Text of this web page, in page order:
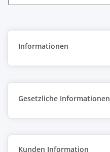
Informationen
Gesetzliche Informationen
Kunden Information